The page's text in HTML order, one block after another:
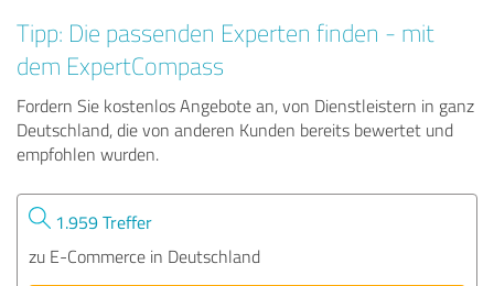
Tipp: Die passenden Experten finden - mit
dem ExpertCompass
Fordern Sie kostenlos Angebote an, von Dienstleistern in ganz
Deutschland, die von anderen Kunden bereits bewertet und
empfohlen wurden.
1.959 Treffer
zu E-Commerce in Deutschland